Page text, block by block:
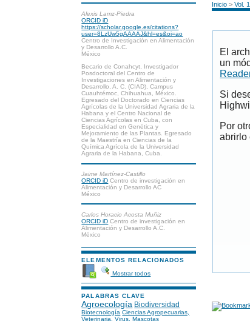
Alexis Lamz-Piedra
ORCID iD
https://scholar.google.es/citations?
user=8LzUw5gAAAAJ&hl=es&oi=ao
Centro de Investigación en Alimentación
y Desarrollo A.C.
México
Becario de Conahcyt, Investigador
Posdoctoral del Centro de
Investigaciones en Alimentación y
Desarrollo, A. C. (CIAD), Campus
Cuauhtémoc, Chihuahua, México.
Egresado del Doctorado en Ciencias
Agrícolas de la Universidad Agraria de la
Habana y el Centro Nacional de
Ciencias Agrícolas en Cuba, con
Especialidad en Genética y
Mejoramiento de las Plantas. Egresado
de la Maestría en Ciencias de la
Química Agrícola de la Universidad
Agraria de la Habana, Cuba.
Jaime Martínez-Castillo
ORCID iD Centro de investigación en
Alimentación y Desarrollo AC
México
Carlos Horacio Acosta Muñiz
ORCID iD Centro de investigación en
Alimentación y Desarrollo A.C.
México
ELEMENTOS RELACIONADOS
Mostrar todos
PALABRAS CLAVE
Agroecología Biodiversidad
Biotecnología Ciencias Agropecuarias,
Veterinaria, Virus, Mascotas
Inicio >Vol.
El
un
Si
Por
abrirlo